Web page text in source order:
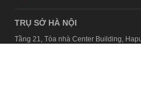
TRỤ SỞ HÀ NỘI
Tầng 21, Tòa nhà Center Building,